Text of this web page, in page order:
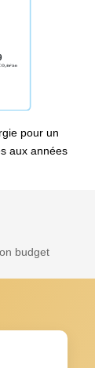
pour un
aux années
budget